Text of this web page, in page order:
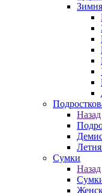
Назад
Сумки
Назад